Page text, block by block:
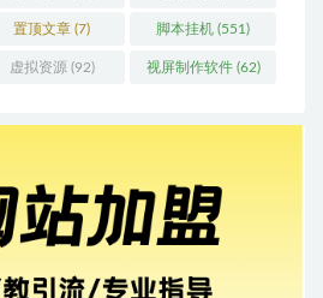
置顶文章 (7) 脚本挂机 (551)
虚拟资源 (92) 视屏制作软件(62)